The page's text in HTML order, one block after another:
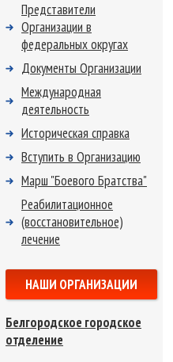
Представители
Организации в
федеральных округах
Документы Организации
Международная
деятельность
Историческая справка
Вступить в Организацию
Марш "Боевого Братства"
Реабилитационное
(восстановительное)
лечение
НАШИ ОРГАНИЗАЦИИ
Белгородское городское
отделение